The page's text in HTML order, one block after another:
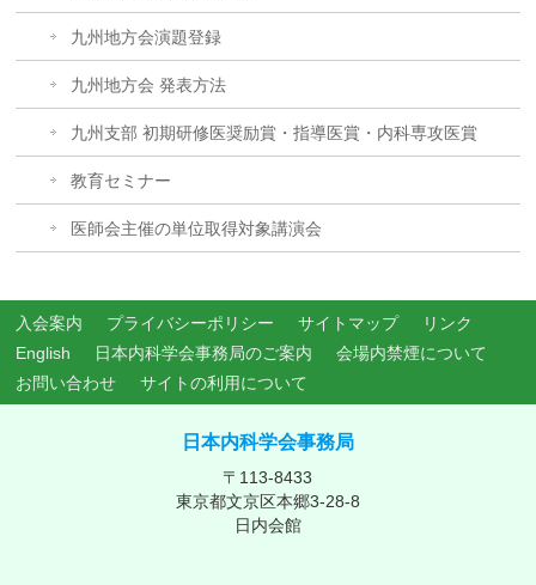
九州地方会演題登録
九州地方会 発表方法
九州支部 初期研修医奨励賞・指導医賞・内科専攻医賞
教育セミナー
医師会主催の単位取得対象講演会
入会案内 プライバシーポリシー サイトマップ
リンク
English
日本内科学会事務局のご案内
会場内禁煙について
お問い合わせ
サイトの利用について
日本内科学会事務局
〒113-8433
東京都文京区本郷3-28-8
日内会館